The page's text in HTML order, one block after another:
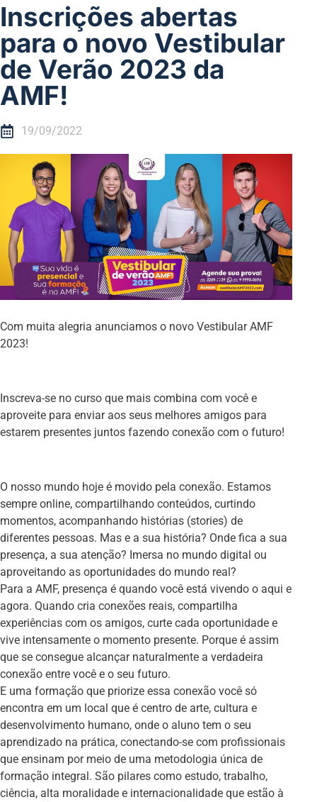
Inscrições abertas
para o novo Vestibular
de Verão 2023 da
AMF!
19/09/2022
Com muita alegria anunciamos o novo Vestibular AMF
2023!
Inscreva-se no curso que mais combina com você e
aproveite para enviar aos seus melhores amigos para
estarem presentes juntos fazendo conexão com o futuro!
O nosso mundo hoje é movido pela conexão. Estamos
sempre online, compartilhando conteúdos, curtindo
momentos, acompanhando histórias (stories) de
diferentes pessoas. Mas e a sua história? Onde fica a sua
presença, a sua atenção? Imersa no mundo digital ou
aproveitando as oportunidades do mundo real?
Para a AMF, presença é quando você está vivendo o aqui e
agora. Quando cria conexões reais, compartilha
experiências com os amigos, curte cada oportunidade e
vive intensamente o momento presente. Porque é assim
que se consegue alcançar naturalmente a verdadeira
conexão entre você e o seu futuro.
E uma formação que priorize essa conexão você só
encontra em um local que é centro de arte, cultura e
desenvolvimento humano, onde o aluno tem o seu
aprendizado na prática, conectando-se com profissionais
que ensinam por meio de uma metodologia única de
formação integral. São pilares como estudo, trabalho,
ciência, alta moralidade e internacionalidade que estão à